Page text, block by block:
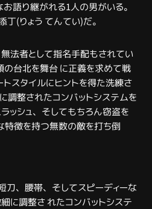
語り継がれる1人の男がいる。
(りょう てんてい)だ。
法者として指名手配もされてい
台北を舞台 に正義を求めて戦
スタイルにヒントを得た洗練さ
調整されたコンバットシステムを
ッシュ、そしてもちろん窃盗を
特徴を持つ無数の敵を打ち倒
刀、腰帯、そしてスピーディーな
に調整さ れたコンバットシステ